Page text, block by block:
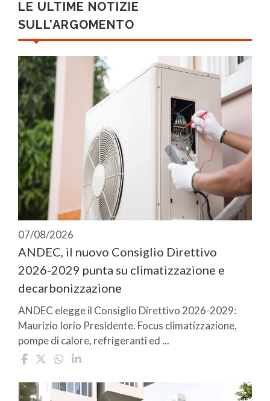
LE ULTIME NOTIZIE
SULL’ARGOMENTO
07/08/2026
ANDEC, il nuovo Consiglio Direttivo
2026-2029 punta su climatizzazione e
decarbonizzazione
ANDEC elegge il Consiglio Direttivo 2026-2029:
Maurizio Iorio Presidente. Focus climatizzazione,
pompe di calore, refrigeranti ed ...